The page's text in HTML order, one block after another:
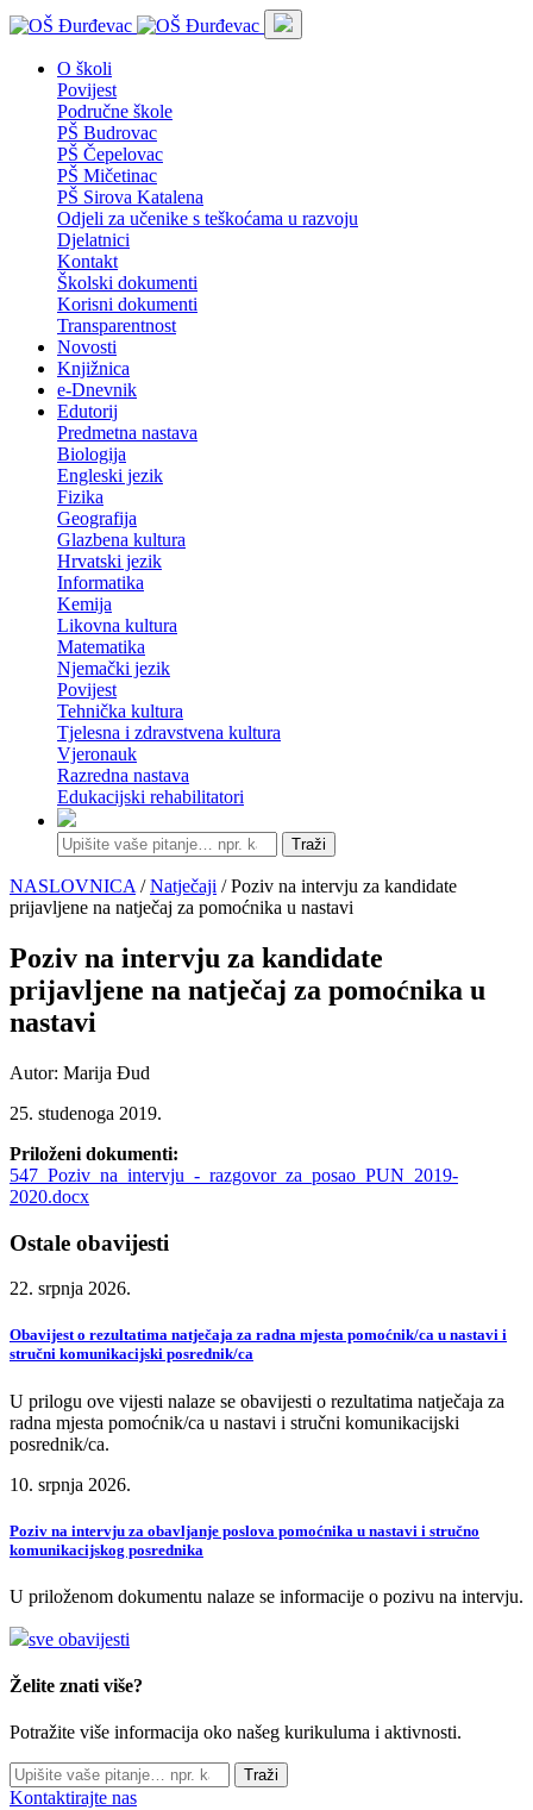
O školi
Povijest
Područne škole
PŠ Budrovac
PŠ Čepelovac
PŠ Mičetinac
PŠ Sirova Katalena
Odjeli za učenike s teškoćama u razvoju
Djelatnici
Kontakt
Školski dokumenti
Korisni dokumenti
Transparentnost
Novosti
Knjižnica
e-Dnevnik
Edutorij
Predmetna nastava
Biologija
Engleski jezik
Fizika
Geografija
Glazbena kultura
Hrvatski jezik
Informatika
Kemija
Likovna kultura
Matematika
Njemački jezik
Povijest
Tehnička kultura
Tjelesna i zdravstvena kultura
Vjeronauk
Razredna nastava
Edukacijski rehabilitatori
Traži
NASLOVNICA /Natječaji / Poziv na intervju za kandidate
prijavljene na natječaj za pomoćnika u nastavi
Poziv na intervju za kandidate
prijavljene na natječaj za pomoćnika u
nastavi
Autor: Marija Đud
25. studenoga 2019.
Priloženi dokumenti:
547_Poziv_na_intervju_-_razgovor_za_posao_PUN_2019-
2020.docx
Ostale obavijesti
22. srpnja 2026.
Obavijest o rezultatima natječaja za radna mjesta pomoćnik/ca u nastavi i
stručni komunikacijski posrednik/ca
U prilogu ove vijesti nalaze se obavijesti o rezultatima natječaja za
radna mjesta pomoćnik/ca u nastavi i stručni komunikacijski
posrednik/ca.
10. srpnja 2026.
Poziv na intervju za obavljanje poslova pomoćnika u nastavi i stručno
komunikacijskog posrednika
U priloženom dokumentu nalaze se informacije o pozivu na intervju.
sve obavijesti
Želite znati više?
Potražite više informacija oko našeg kurikuluma i aktivnosti.
Traži
Kontaktirajte nas